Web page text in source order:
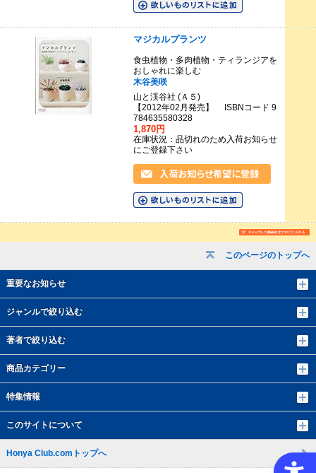
このページのトップへ
重要なお知らせ
ジャンルで絞り込む
著者で絞り込む
商品カテゴリー
特集情報
このサイトについて
マジカルプランツ
食虫植物・多肉植物・ティランジアを
おしゃれに楽しむ
木谷美咲
山と渓谷社 (Ａ５)
【2012年02月発売】 ISBNコード 9
784635580328
1,870円
在庫状況：品切れのため入荷お知らせ
にご登録下さい
Honya Club.comトップへ